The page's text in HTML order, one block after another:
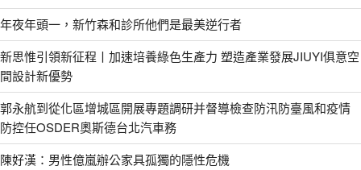
年夜年頭一，新竹森和診所他們是最美逆行者
新思惟引領新征程丨加速培養綠色生產力 塑造產業發展JIUYI俱意空
間設計新優勢
郭永航到從化區增城區開展專題調研并督導檢查防汛防臺風和疫情
防控任OSDER奧斯德台北汽車務
陳好漢：男性億嵐辦公家具孤獨的隱性危機